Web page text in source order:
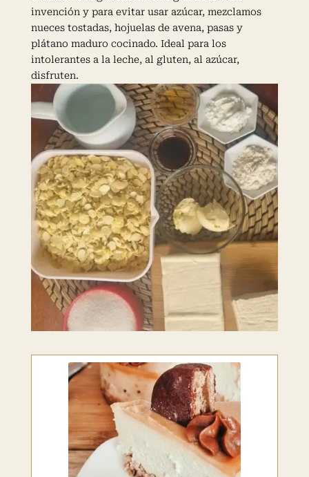
invención y para evitar usar azúcar, mezclamos
nueces tostadas, hojuelas de avena, pasas y
plátano maduro cocinado. Ideal para los
intolerantes a la leche, al gluten, al azúcar,
disfruten.